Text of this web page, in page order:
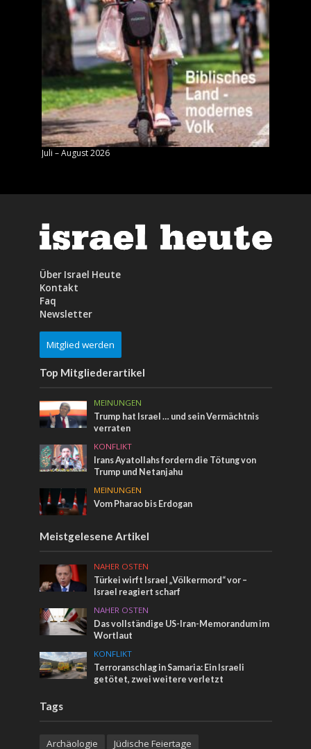
Juli – August 2026
Über Israel Heute
Kontakt
Faq
Newsletter
Mitglied werden
Top Mitgliederartikel
MEINUNGEN
Trump hat Israel … und sein Vermächtnis
verraten
KONFLIKT
Irans Ayatollahs fordern die Tötung von
Trump und Netanjahu
MEINUNGEN
Vom Pharao bis Erdogan
Meistgelesene Artikel
NAHER OSTEN
Türkei wirft Israel „Völkermord“ vor –
Israel reagiert scharf
NAHER OSTEN
Das vollständige US-Iran-Memorandum im
Wortlaut
KONFLIKT
Terroranschlag in Samaria: Ein Israeli
getötet, zwei weitere verletzt
Tags
Archäologie Jüdische Feiertage